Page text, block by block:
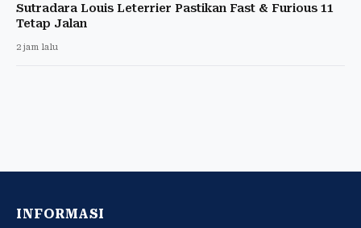
Sutradara Louis Leterrier Pastikan Fast & Furious 11
Tetap Jalan
2 jam lalu
INFORMASI